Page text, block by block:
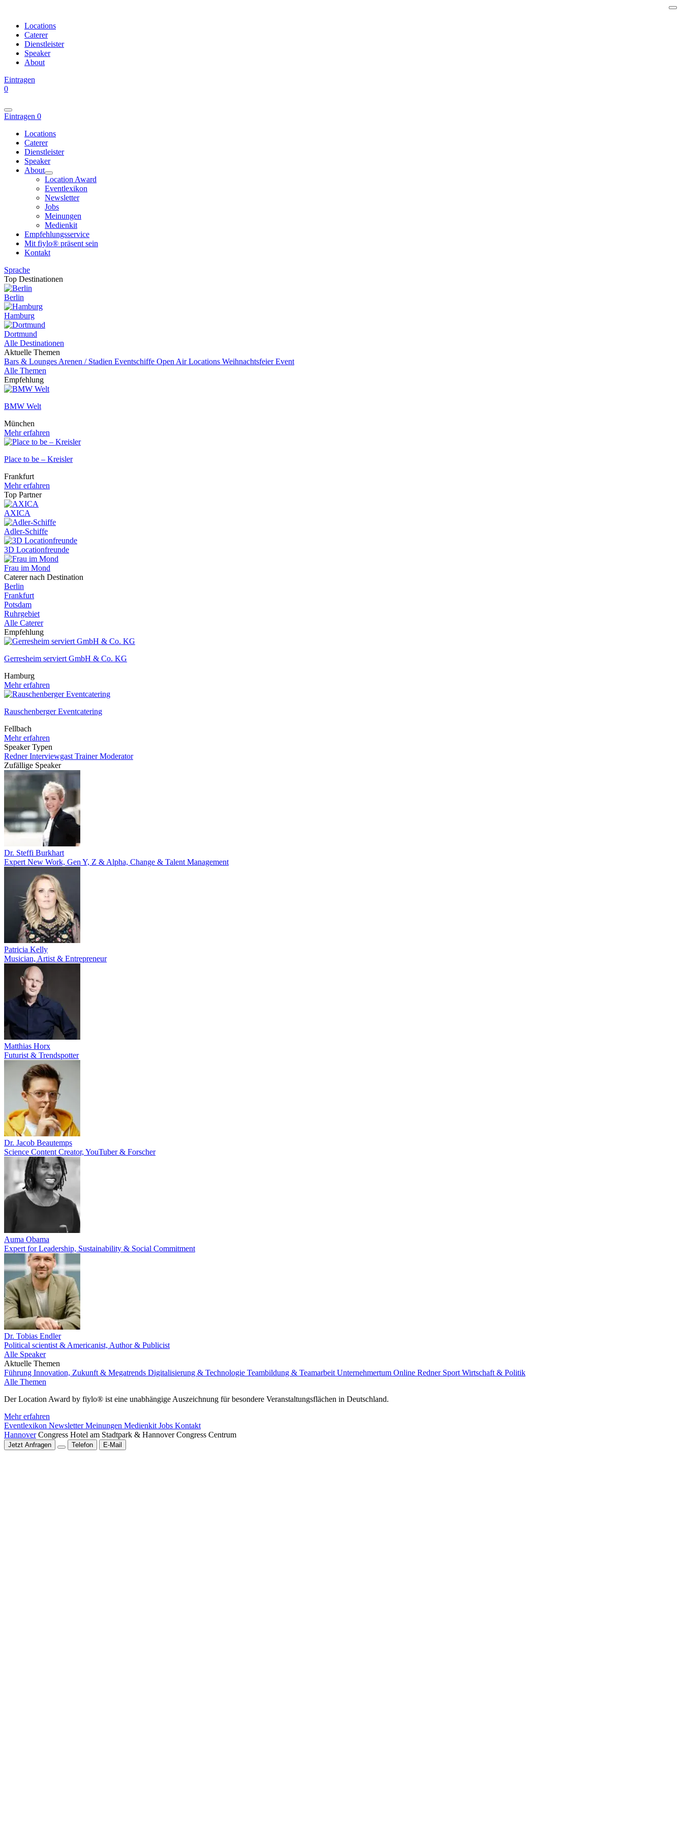
Locations
Caterer
Dienstleister
Speaker
About
Eintragen
0
Eintragen 0
Locations
Caterer
Dienstleister
Speaker
About
Location Award
Eventlexikon
Newsletter
Jobs
Meinungen
Medienkit
Empfehlungsservice
Mit fiylo® präsent sein
Kontakt
Sprache
Top Destinationen
Berlin
Hamburg
Dortmund
Alle Destinationen
Aktuelle Themen
Bars & Lounges Arenen / Stadien Eventschiffe Open Air Locations WeihnachtsfeierEvent
Alle Themen
Empfehlung
BMW Welt
München
Mehr erfahren
Place to be – Kreisler
Frankfurt
Mehr erfahren
Top Partner
AXICA
Adler-Schiffe
3D Locationfreunde
Frau im Mond
Caterer nach Destination
Berlin
Frankfurt
Potsdam
Ruhrgebiet
Alle Caterer
Empfehlung
Gerresheim serviert GmbH & Co. KG
Hamburg
Mehr erfahren
Rauschenberger Eventcatering
Fellbach
Mehr erfahren
Speaker Typen
RednerInterviewgast TrainerModerator
Zufällige Speaker
Dr. Steffi Burkhart
Expert New Work, Gen Y, Z & Alpha, Change & Talent Management
Patricia Kelly
Musician, Artist & Entrepreneur
Matthias Horx
Futurist & Trendspotter
Dr. Jacob Beautemps
Science Content Creator, YouTuber & Forscher
Auma Obama
Expert for Leadership, Sustainability & Social Commitment
Dr. Tobias Endler
Political scientist & Americanist, Author & Publicist
Alle Speaker
Aktuelle Themen
Führung Innovation, Zukunft & Megatrends Digitalisierung & Technologie Teambildung & Teamarbeit Unternehmertum Online Redner Sport Wirtschaft & Politik
Alle Themen
Der Location Award by fiylo® ist eine unabhängige Auszeichnung für besondere Veranstaltungsflächen in Deutschland.
Mehr erfahren
Eventlexikon NewsletterMeinungen Medienkit Jobs Kontakt
Hannover Congress Hotel am Stadtpark & Hannover Congress Centrum
Jetzt Anfragen Telefon E-Mail